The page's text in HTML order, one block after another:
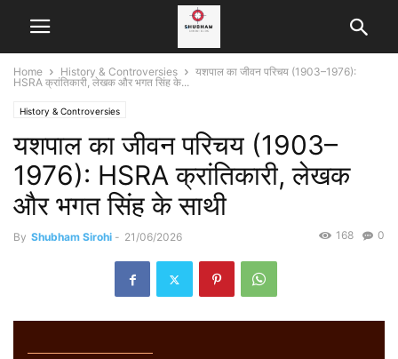
Home History & Controversies
यशपाल का जीवन परिचय (1903–1976):
HSRA क्रांतिकारी, लेखक और भगत सिंह के...
History & Controversies
यशपाल का जीवन परिचय (1903–
1976): HSRA क्रांतिकारी, लेखक
और भगत सिंह के साथी
By Shubham Sirohi - 21/06/2026 0
168